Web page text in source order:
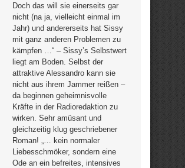
Doch das will sie einerseits gar
nicht (na ja, vielleicht einmal im
Jahr) und andererseits hat Sissy
mit ganz anderen Problemen zu
kämpfen …“ – Sissy’s Selbstwert
liegt am Boden. Selbst der
attraktive Alessandro kann sie
nicht aus ihrem Jammer reißen –
da beginnen geheimnisvolle
Kräfte in der Radioredaktion zu
wirken. Sehr amüsant und
gleichzeitig klug geschriebener
Roman! „… kein normaler
Liebesschmöker, sondern eine
Ode an ein befreites, intensives